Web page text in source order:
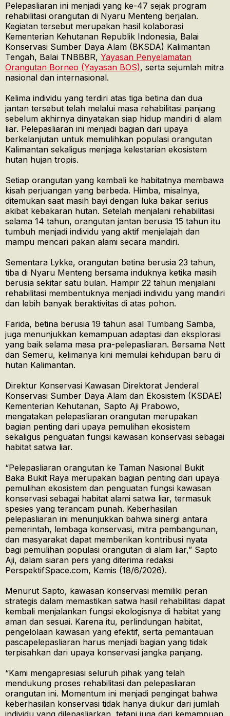
Pelepasliaran ini menjadi yang ke-47 sejak program
rehabilitasi orangutan di Nyaru Menteng berjalan.
Kegiatan tersebut merupakan hasil kolaborasi
Kementerian Kehutanan Republik Indonesia, Balai
Konservasi Sumber Daya Alam (BKSDA) Kalimantan
Tengah, Balai TNBBBR, Yayasan Penyelamatan
Orangutan Borneo (Yayasan BOS), serta sejumlah mitra
nasional dan internasional.
Kelima individu yang terdiri atas tiga betina dan dua
jantan tersebut telah melalui masa rehabilitasi panjang
sebelum akhirnya dinyatakan siap hidup mandiri di alam
liar. Pelepasliaran ini menjadi bagian dari upaya
berkelanjutan untuk memulihkan populasi orangutan
Kalimantan sekaligus menjaga kelestarian ekosistem
hutan hujan tropis.
Setiap orangutan yang kembali ke habitatnya membawa
kisah perjuangan yang berbeda. Himba, misalnya,
ditemukan saat masih bayi dengan luka bakar serius
akibat kebakaran hutan. Setelah menjalani rehabilitasi
selama 14 tahun, orangutan jantan berusia 15 tahun itu
tumbuh menjadi individu yang aktif menjelajah dan
mampu mencari pakan alami secara mandiri.
Sementara Lykke, orangutan betina berusia 23 tahun,
tiba di Nyaru Menteng bersama induknya ketika masih
berusia sekitar satu bulan. Hampir 22 tahun menjalani
rehabilitasi membentuknya menjadi individu yang mandiri
dan lebih banyak beraktivitas di atas pohon.
Farida, betina berusia 19 tahun asal Tumbang Samba,
juga menunjukkan kemampuan adaptasi dan eksplorasi
yang baik selama masa pra-pelepasliaran. Bersama Nett
dan Semeru, kelimanya kini memulai kehidupan baru di
hutan Kalimantan.
Direktur Konservasi Kawasan Direktorat Jenderal
Konservasi Sumber Daya Alam dan Ekosistem (KSDAE)
Kementerian Kehutanan, Sapto Aji Prabowo,
mengatakan pelepasliaran orangutan merupakan
bagian penting dari upaya pemulihan ekosistem
sekaligus penguatan fungsi kawasan konservasi sebagai
habitat satwa liar.
“Pelepasliaran orangutan ke Taman Nasional Bukit
Baka Bukit Raya merupakan bagian penting dari upaya
pemulihan ekosistem dan penguatan fungsi kawasan
konservasi sebagai habitat alami satwa liar, termasuk
spesies yang terancam punah. Keberhasilan
pelepasliaran ini menunjukkan bahwa sinergi antara
pemerintah, lembaga konservasi, mitra pembangunan,
dan masyarakat dapat memberikan kontribusi nyata
bagi pemulihan populasi orangutan di alam liar,” Sapto
Aji, dalam siaran pers yang diterima redaksi
PerspektifSpace.com, Kamis (18/6/2026).
Menurut Sapto, kawasan konservasi memiliki peran
strategis dalam memastikan satwa hasil rehabilitasi dapat
kembali menjalankan fungsi ekologisnya di habitat yang
aman dan sesuai. Karena itu, perlindungan habitat,
pengelolaan kawasan yang efektif, serta pemantauan
pascapelepasliaran harus menjadi bagian yang tidak
terpisahkan dari upaya konservasi jangka panjang.
“Kami mengapresiasi seluruh pihak yang telah
mendukung proses rehabilitasi dan pelepasliaran
orangutan ini. Momentum ini menjadi pengingat bahwa
keberhasilan konservasi tidak hanya diukur dari jumlah